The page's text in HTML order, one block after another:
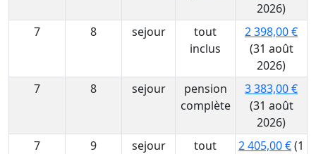
2026)
7
8 sejour
tout
inclus
2 398,00 €
(31 août
2026)
7
8 sejour
pension
complète
3 383,00 €
(31 août
2026)
7
9 sejour
tout
2 405,00 €(1